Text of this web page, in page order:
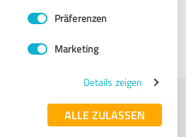
Präferenzen
Marketing
Details zeigen
ALLE ZULASSEN